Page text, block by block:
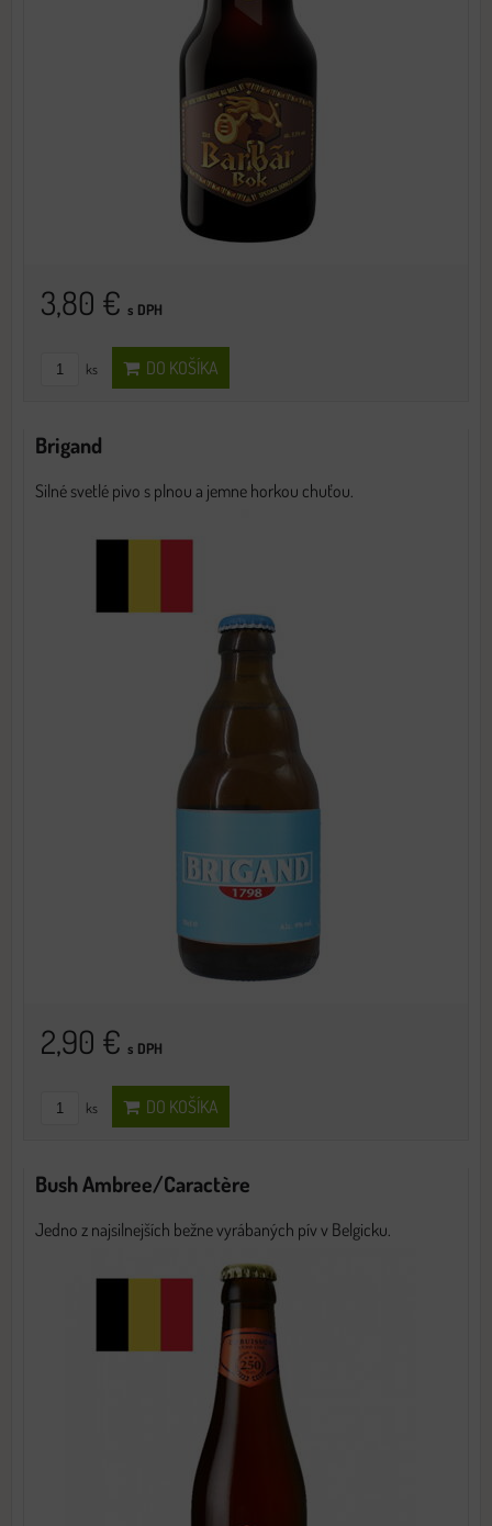
3,80 € s DPH
ks DO KOŠÍKA
Brigand
Silné svetlé pivo s plnou a jemne horkou chuťou.
2,90 € s DPH
ks DO KOŠÍKA
Bush Ambree/Caractère
Jedno z najsilnejších bežne vyrábaných pív v Belgicku.